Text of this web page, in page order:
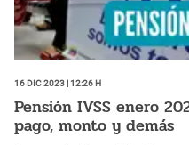
16 Dic 2023 | 12:26 h
Pensión IVSS enero
pago, monto y demás